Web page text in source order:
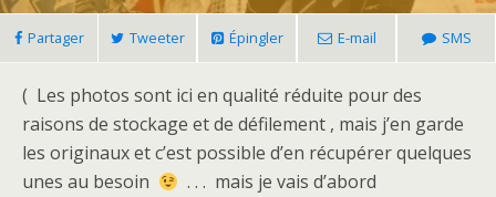
Partager Tweeter Épingler E-mail SMS
( Les photos sont ici en qualité réduite pour des
raisons de stockage et de défilement , mais j’en garde
les originaux et c’est possible d’en récupérer quelques
unes au besoin
. . . mais je vais d’abord